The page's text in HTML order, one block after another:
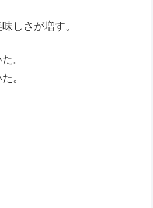
しさが増す。
。
。